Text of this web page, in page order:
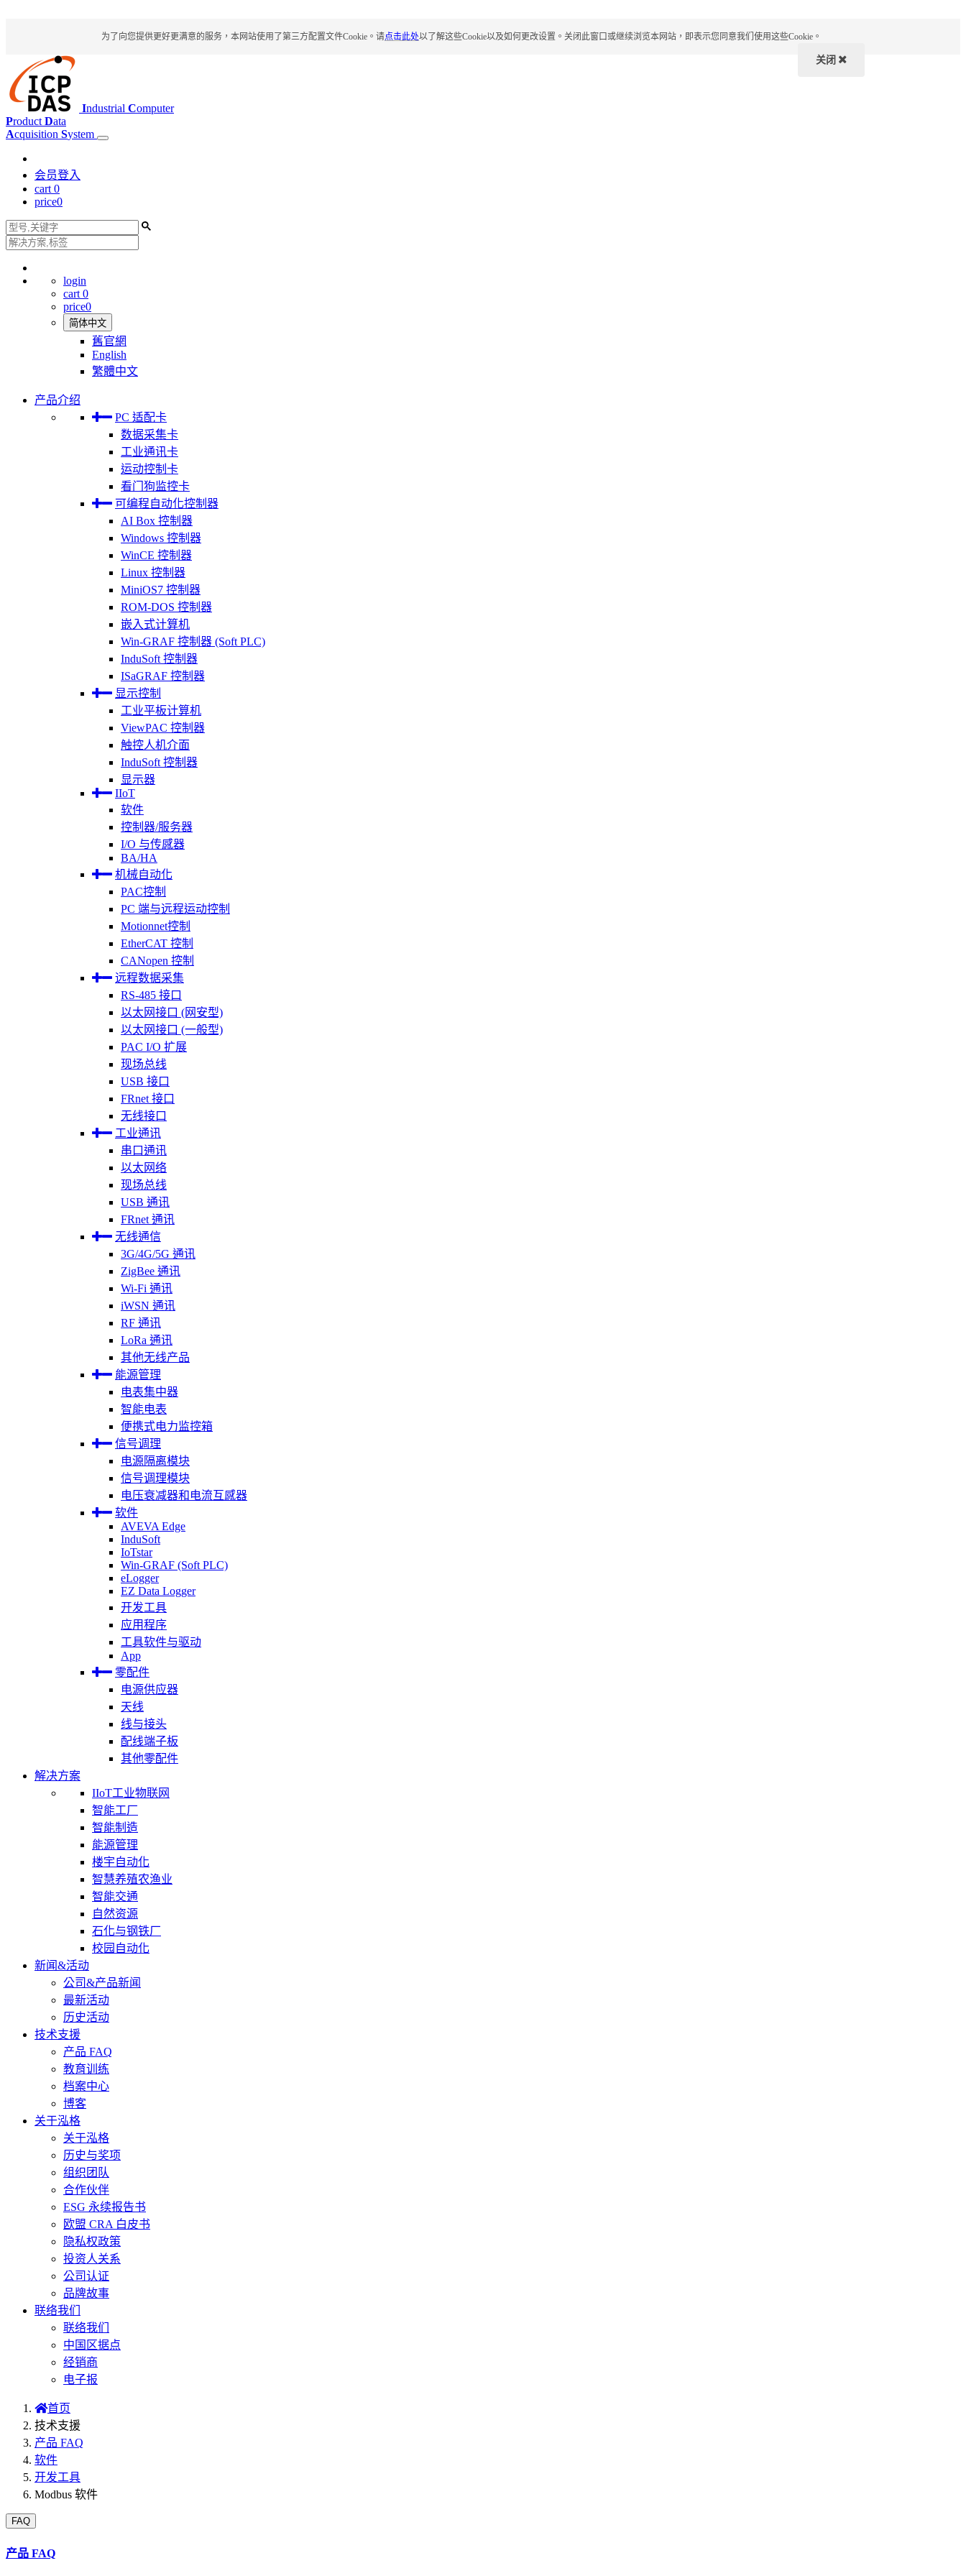
为了向您提供更好更满意的服务，本网站使用了第三方配置文件Cookie。请点击此处以了解这些Cookie以及如何更改设置。关闭此窗口或继续浏览本网站，即表示您同意我们使用这些Cookie。
关闭
Industrial Computer
Product Data
Acquisition System
会员登入
cart 0
price0
login
cart 0
price0
简体中文
舊官網
English
繁體中文
产品介绍
PC 适配卡
数据采集卡
工业通讯卡
运动控制卡
看门狗监控卡
可编程自动化控制器
AI Box 控制器
Windows 控制器
WinCE 控制器
Linux 控制器
MiniOS7 控制器
ROM-DOS 控制器
嵌入式计算机
Win-GRAF 控制器 (Soft PLC)
InduSoft 控制器
ISaGRAF 控制器
显示控制
工业平板计算机
ViewPAC 控制器
触控人机介面
InduSoft 控制器
显示器
IIoT
软件
控制器/服务器
I/O 与传感器
BA/HA
机械自动化
PAC控制
PC 端与远程运动控制
Motionnet控制
EtherCAT 控制
CANopen 控制
远程数据采集
RS-485 接口
以太网接口 (网安型)
以太网接口 (一般型)
PAC I/O 扩展
现场总线
USB 接口
FRnet 接口
无线接口
工业通讯
串口通讯
以太网络
现场总线
USB 通讯
FRnet 通讯
无线通信
3G/4G/5G 通讯
ZigBee 通讯
Wi-Fi 通讯
iWSN 通讯
RF 通讯
LoRa 通讯
其他无线产品
能源管理
电表集中器
智能电表
便携式电力监控箱
信号调理
电源隔离模块
信号调理模块
电压衰减器和电流互感器
软件
AVEVA Edge
InduSoft
IoTstar
Win-GRAF (Soft PLC)
eLogger
EZ Data Logger
开发工具
应用程序
工具软件与驱动
App
零配件
电源供应器
天线
线与接头
配线端子板
其他零配件
解决方案
IIoT工业物联网
智能工厂
智能制造
能源管理
楼宇自动化
智慧养殖农渔业
智能交通
自然资源
石化与钢铁厂
校园自动化
新闻&活动
公司&产品新闻
最新活动
历史活动
技术支援
产品 FAQ
教育训练
档案中心
博客
关于泓格
关于泓格
历史与奖项
组织团队
合作伙伴
ESG 永续报告书
欧盟 CRA 白皮书
隐私权政策
投资人关系
公司认证
品牌故事
联络我们
联络我们
中国区据点
经销商
电子报
首页
技术支援
产品 FAQ
软件
开发工具
Modbus 软件
FAQ
产品 FAQ